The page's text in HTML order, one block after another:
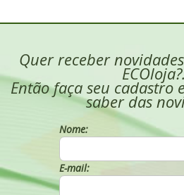
Quer receber
Então faça seu cadastro
saber das
Nome:
E-mail: